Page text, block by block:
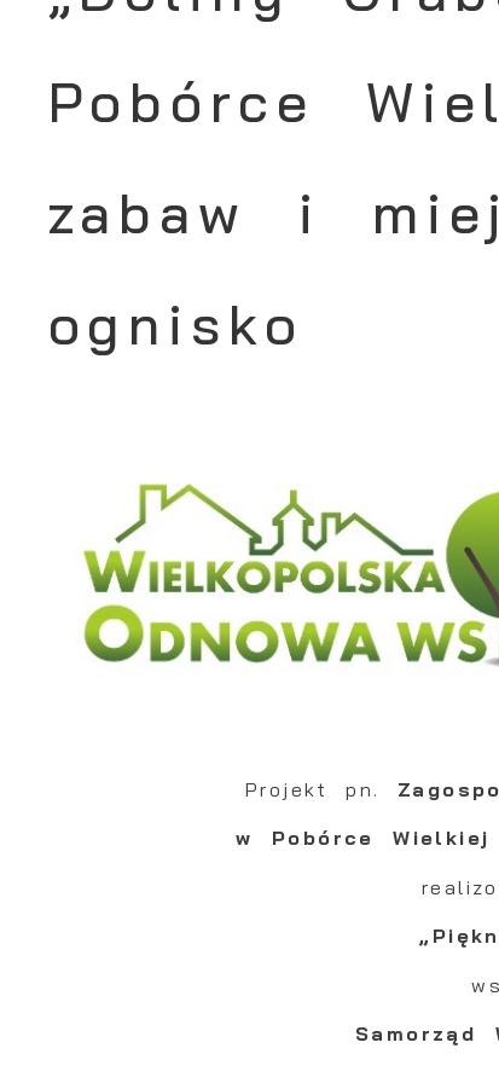
Pobórce
zabaw i
ognisko
Projekt pn.
w Pobórce
Samorząd